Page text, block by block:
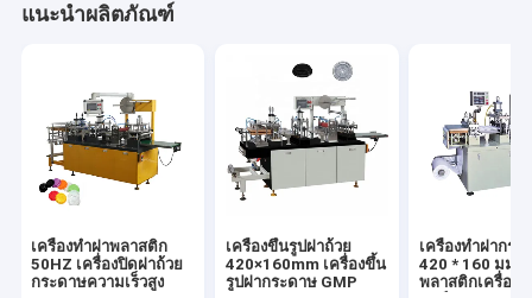
แนะนำผลิตภัณฑ์
เครื่องทำฝาพลาสติก
50HZ เครื่องปิดฝาถ้วย
กระดาษความเร็วสูง
เครื่องขึ้นรูปฝาถ้วย
420×160mm เครื่องขึ้น
รูปฝากระดาษ GMP
เครื่องทำฝากระ
420 * 160 มม.
พลาสติกเครื่องเ